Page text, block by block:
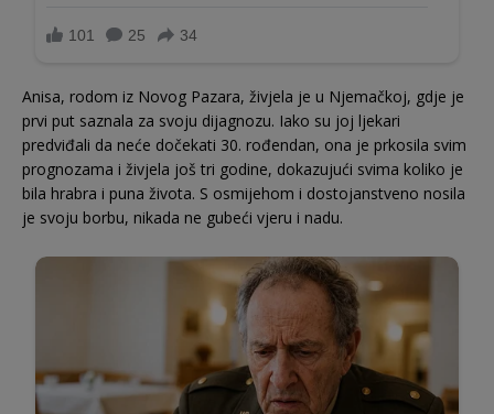
Anisa, rodom iz Novog Pazara, živjela je u Njemačkoj, gdje je
prvi put saznala za svoju dijagnozu. Iako su joj ljekari
predviđali da neće dočekati 30. rođendan, ona je prkosila svim
prognozama i živjela još tri godine, dokazujući svima koliko je
bila hrabra i puna života. S osmijehom i dostojanstveno nosila
je svoju borbu, nikada ne gubeći vjeru i nadu.